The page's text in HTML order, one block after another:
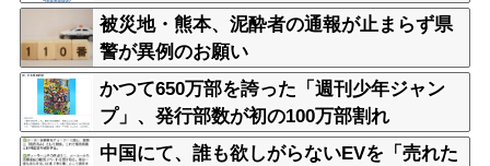
カなん？
被災地・熊本、泥酔者の通報が止まらず県
警が異例のお願い
かつて650万部を誇った「週刊少年ジャン
プ」、発行部数が初の100万部割れ
中国にて、誰も欲しがらないEVを「売れた